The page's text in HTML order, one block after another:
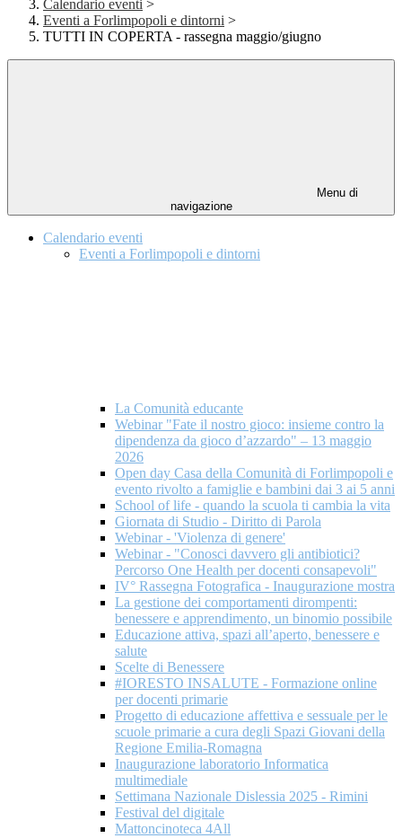
Calendario eventi >
Eventi a Forlimpopoli e dintorni >
TUTTI IN COPERTA - rassegna maggio/giugno
Menu di
navigazione
Calendario eventi
Eventi a Forlimpopoli e dintorni
La Comunità educante
Webinar "Fate il nostro gioco: insieme contro la
dipendenza da gioco d’azzardo" – 13 maggio
2026
Open day Casa della Comunità di Forlimpopoli e
evento rivolto a famiglie e bambini dai 3 ai 5 anni
School of life - quando la scuola ti cambia la vita
Giornata di Studio - Diritto di Parola
Webinar - 'Violenza di genere'
Webinar - "Conosci davvero gli antibiotici?
Percorso One Health per docenti consapevoli"
IV° Rassegna Fotografica - Inaugurazione mostra
La gestione dei comportamenti dirompenti:
benessere e apprendimento, un binomio possibile
Educazione attiva, spazi all’aperto, benessere e
salute
Scelte di Benessere
#IORESTO INSALUTE - Formazione online
per docenti primarie
Progetto di educazione affettiva e sessuale per le
scuole primarie a cura degli Spazi Giovani della
Regione Emilia-Romagna
Inaugurazione laboratorio Informatica
multimediale
Settimana Nazionale Dislessia 2025 - Rimini
Festival del digitale
Mattoncinoteca 4All